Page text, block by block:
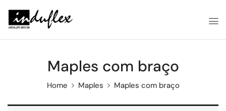
Maples com braço
Home Maples Maples com braço